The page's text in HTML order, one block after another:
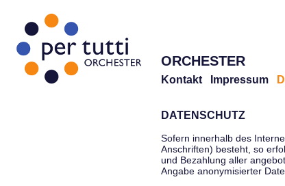
ORCHESTER
Kontakt Impressum
DATENSCHUTZ
Sofern innerhalb des
Anschriften) besteht, so
und Bezahlung aller
Angabe anonymisierter